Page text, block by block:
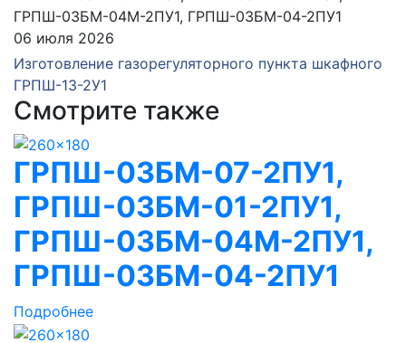
06 июля 2026
Изготовление газорегуляторного пункта шкафного
ГРПШ-13-2У1
Смотрите также
ГРПШ-03БМ-07-2ПУ1,
ГРПШ-03БМ-01-2ПУ1,
ГРПШ-03БМ-04М-2ПУ1,
ГРПШ-03БМ-04-2ПУ1
Подробнее